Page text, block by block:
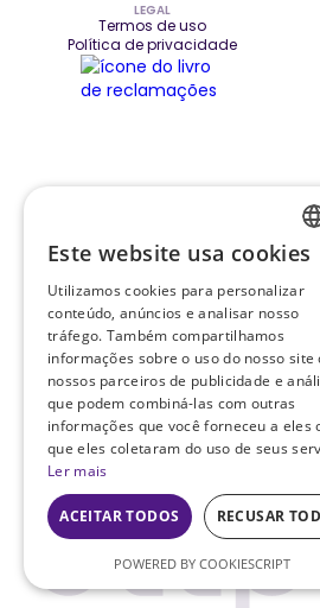
LEGAL
Termos de uso
Política de privacidade
PROJETO PRR
Ficha
Este website usa cookies
Utilizamos cookies para personalizar
conteúdo, anúncios e analisar nosso
tráfego. Também compartilhamos
informações sobre o uso do nosso site
nossos parceiros de publicidade e
que podem combiná-las com outras
informações que você forneceu a eles
que eles coletaram do uso de seus
Ler mais
ACEITAR TODOS RECUSAR
POWERED BY COOKIESCRIPT